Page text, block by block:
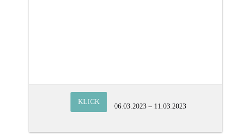
KLICK
06.03.2023 – 11.03.2023